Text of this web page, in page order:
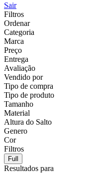
Sair
Filtros
Ordenar
Categoria
Marca
Preço
Entrega
Avaliação
Vendido por
Tipo de compra
Tipo de produto
Tamanho
Material
Altura do Salto
Genero
Cor
Filtros
Full
Resultados para